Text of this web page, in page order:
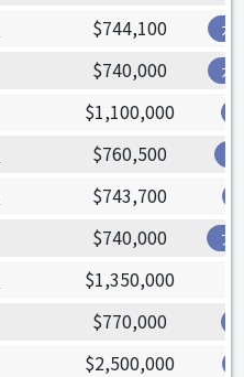
$744,100 ガ
$740,000 ガ
$1,100,000
$760,500
$743,700
$740,000 ア
$1,350,000
$770,000
$2,500,000